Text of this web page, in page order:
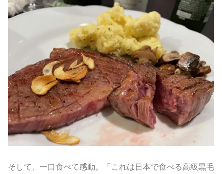
そして、一口食べて感動。「これは日本で食べる高級黒毛